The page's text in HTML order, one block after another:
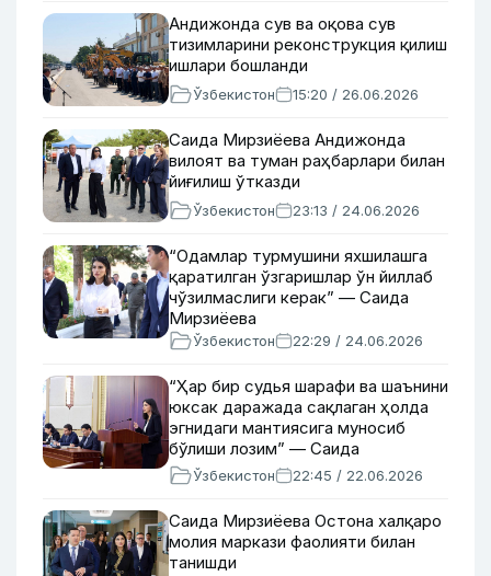
Андижонда сув ва оқова сув
тизимларини реконструкция қилиш
ишлари бошланди
Ўзбекистон 15:20 / 26.06.2026
Саида Мирзиёева Андижонда
вилоят ва туман раҳбарлари билан
йиғилиш ўтказди
Ўзбекистон 23:13 / 24.06.2026
“Одамлар турмушини яхшилашга
қаратилган ўзгаришлар ўн йиллаб
чўзилмаслиги керак” — Саида
Мирзиёева
Ўзбекистон 22:29 / 24.06.2026
“Ҳар бир судья шарафи ва шаънини
юксак даражада сақлаган ҳолда
эгнидаги мантиясига муносиб
бўлиши лозим” — Саида
Мирзиёева
Ўзбекистон 22:45 / 22.06.2026
Саида Мирзиёева Остона халқаро
молия маркази фаолияти билан
танишди